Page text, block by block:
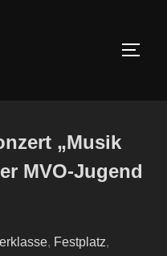
„Musik
MVO-Jugend
, Festplatz,